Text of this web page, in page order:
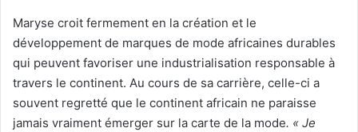
Maryse croit fermement en la création et le
développement de marques de mode africaines durables
qui peuvent favoriser une industrialisation responsable à
travers le continent. Au cours de sa carrière, celle-ci a
souvent regretté que le continent africain ne paraisse
jamais vraiment émerger sur la carte de la mode. « Je